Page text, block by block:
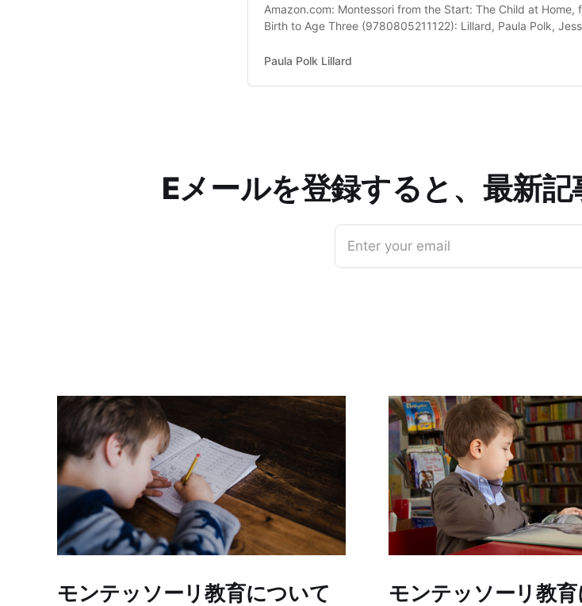
Amazon.com: Montessori from the Start: The Child at Home,
Birth to Age Three (9780805211122): Lillard, Paula Polk,
Paula Polk Lillard
Eメールを登録すると、最新
Enter your email
モンテッソーリ教育について
モンテッソーリ教